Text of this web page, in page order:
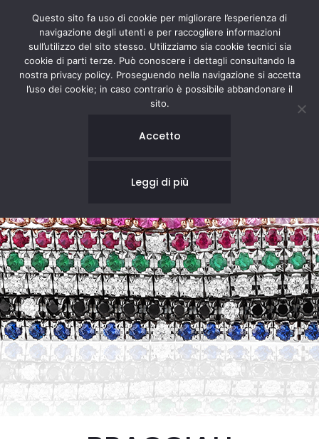
Questo sito fa uso di cookie per migliorare l’esperienza di
navigazione degli utenti e per raccogliere informazioni
sull’utilizzo del sito stesso. Utilizziamo sia cookie tecnici sia
cookie di parti terze. Può conoscere i dettagli consultando la
nostra privacy policy. Proseguendo nella navigazione si accetta
l’uso dei cookie; in caso contrario è possibile abbandonare il
sito.
Accetto
Leggi di più